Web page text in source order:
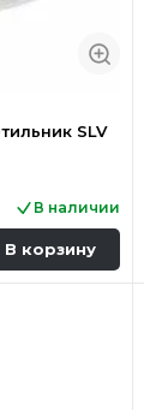
SLV
В наличии
В корзину